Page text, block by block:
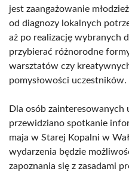
jest zaangażowanie
od diagnozy lokalnych
aż po realizację wybranych
przybierać różnorodne
warsztatów czy
pomysłowości uczestników.
Dla osób
przewidziano spotkanie
maja w Starej Kopalni w
wydarzenia będzie
zapoznania się z zasadami